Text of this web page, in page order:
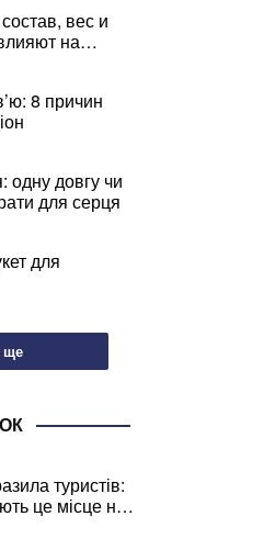
вес и
на
8 причин
одну довгу чи
для серця
для
ще
туристів:
це місце на